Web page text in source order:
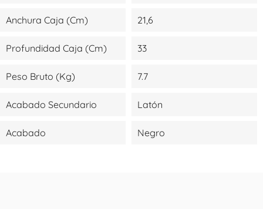
Anchura Caja (cm) 21,6
Profundidad Caja (cm) 33
Peso Bruto (kg) 7.7
Acabado Secundario Latón
Acabado Negro